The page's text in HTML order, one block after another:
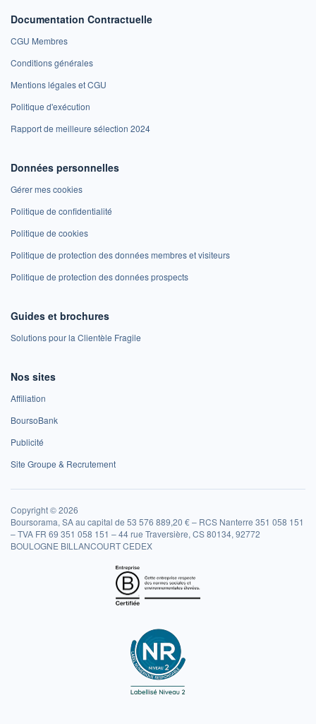
Documentation Contractuelle
CGU Membres
Conditions générales
Mentions légales et CGU
Politique d'exécution
Rapport de meilleure sélection 2024
Données personnelles
Gérer mes cookies
Politique de confidentialité
Politique de cookies
Politique de protection des données membres et visiteurs
Politique de protection des données prospects
Guides et brochures
Solutions pour la Clientèle Fragile
Nos sites
Affiliation
BoursoBank
Publicité
Site Groupe & Recrutement
Copyright © 2026
Boursorama, SA au capital de 53 576 889,20 € – RCS Nanterre 351 058 151
– TVA FR 69 351 058 151 – 44 rue Traversière, CS 80134, 92772
BOULOGNE BILLANCOURT CEDEX